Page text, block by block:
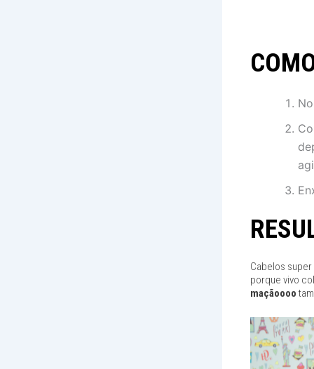
Cabelos
porque vivo
maçãoooo